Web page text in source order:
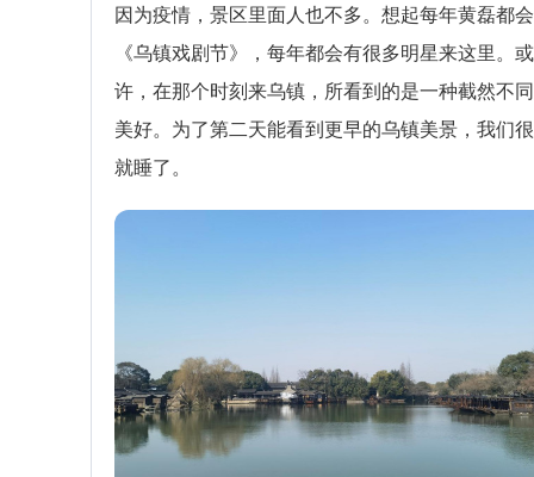
因为疫情，景区里面人也不多。想起每年黄磊都
《乌镇戏剧节》，每年都会有很多明星来这里。或
许，在那个时刻来乌镇，所看到的是一种截然不
美好。为了第二天能看到更早的乌镇美景，我们
就睡了。